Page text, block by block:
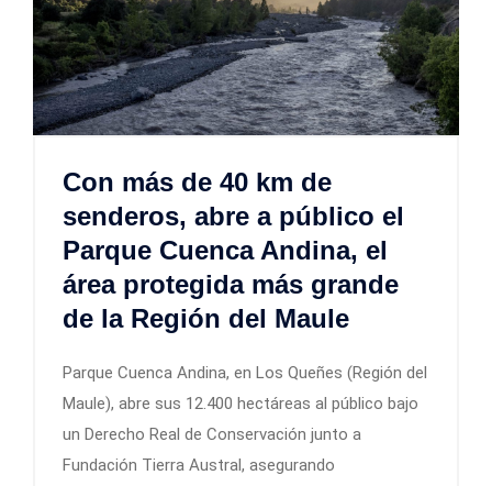
Con más de 40 km de
senderos, abre a público el
Parque Cuenca Andina, el
área protegida más grande
de la Región del Maule
Parque Cuenca Andina, en Los Queñes (Región del
Maule), abre sus 12.400 hectáreas al público bajo
un Derecho Real de Conservación junto a
Fundación Tierra Austral, asegurando